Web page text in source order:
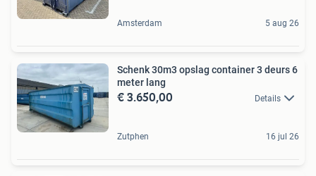
Amsterdam 5 aug 26
Schenk 30m3 opslag container 3 deurs 6
meter lang
€ 3.650,00 Details
Zutphen 16 jul 26